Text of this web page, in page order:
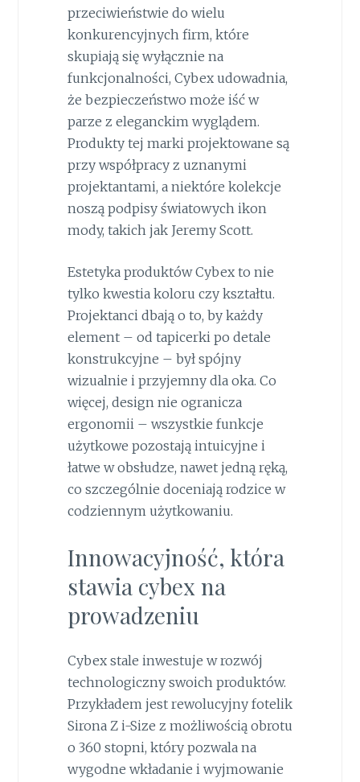
przeciwieństwie do wielu
konkurencyjnych firm, które
skupiają się wyłącznie na
funkcjonalności, Cybex udowadnia,
że bezpieczeństwo może iść w
parze z eleganckim wyglądem.
Produkty tej marki projektowane są
przy współpracy z uznanymi
projektantami, a niektóre kolekcje
noszą podpisy światowych ikon
mody, takich jak Jeremy Scott.
Estetyka produktów Cybex to nie
tylko kwestia koloru czy kształtu.
Projektanci dbają o to, by każdy
element – od tapicerki po detale
konstrukcyjne – był spójny
wizualnie i przyjemny dla oka. Co
więcej, design nie ogranicza
ergonomii – wszystkie funkcje
użytkowe pozostają intuicyjne i
łatwe w obsłudze, nawet jedną ręką,
co szczególnie doceniają rodzice w
codziennym użytkowaniu.
Innowacyjność, która
stawia cybex na
prowadzeniu
Cybex stale inwestuje w rozwój
technologiczny swoich produktów.
Przykładem jest rewolucyjny fotelik
Sirona Z i-Size z możliwością obrotu
o 360 stopni, który pozwala na
wygodne wkładanie i wyjmowanie